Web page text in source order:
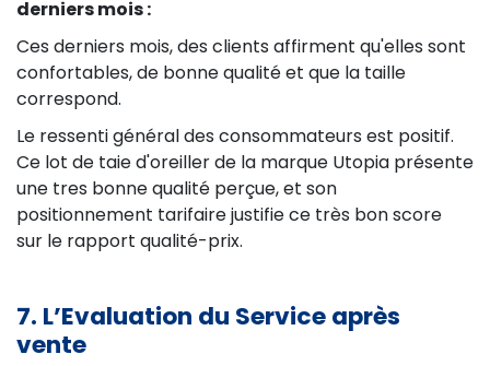
derniers mois :
Ces derniers mois, des clients affirment qu'elles sont
confortables, de bonne qualité et que la taille
correspond.
Le ressenti général des consommateurs est positif.
Ce lot de taie d'oreiller de la marque Utopia présente
une tres bonne qualité perçue, et son
positionnement tarifaire justifie ce très bon score
sur le rapport qualité-prix.
7. L’Evaluation du Service après
vente